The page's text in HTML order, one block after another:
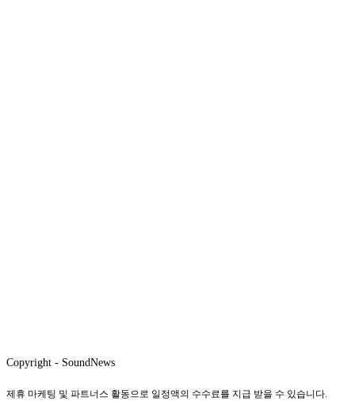
Copyright - SoundNews
제휴 마케팅 및 파트너스 활동으로 일정액의 수수료를 지급 받을 수 있습니다.